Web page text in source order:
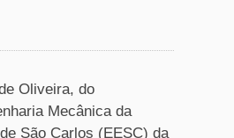
Oliveira, do
Mecânica da
São Carlos (EESC) da